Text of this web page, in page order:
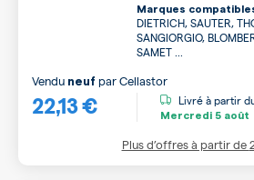
Marques
DIETRICH, SAUTER,
SANGIORGIO,
SAMET ...
22,13 €
Vendu neuf parCellastor
Livré à partir
Mercredi 5 août
Plus d’offres à partir de